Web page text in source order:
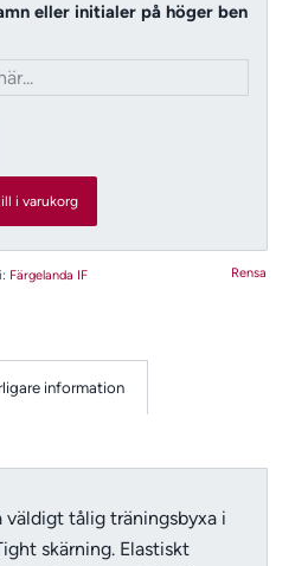
Rensa
eller initialer på höger ben
i varukorg
Färgelanda IF
information
väldigt tålig träningsbyxa i
skärning. Elastiskt